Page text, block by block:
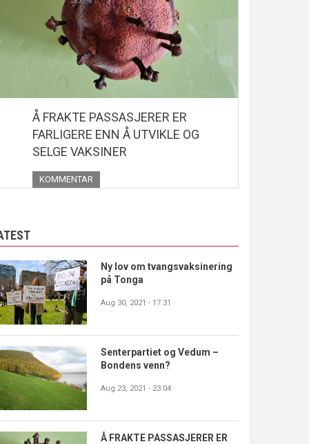
Å FRAKTE PASSASJERER ER
FARLIGERE ENN Å UTVIKLE OG
SELGE VAKSINER
KOMMENTAR
Ny lov om tvangsvaksinering
på Tonga
Aug 30, 2021 - 17:31
Senterpartiet og Vedum –
Bondens venn?
Aug 23, 2021 - 23:04
Å FRAKTE PASSASJERER ER